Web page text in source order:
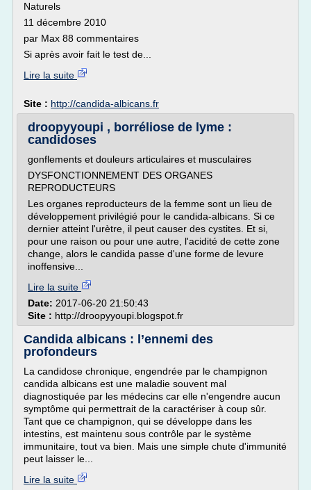
Naturels
11 décembre 2010
par Max 88 commentaires
Si après avoir fait le test de...
Lire la suite
Site : http://candida-albicans.fr
droopyyoupi , borréliose de lyme :
candidoses
gonflements et douleurs articulaires et musculaires
DYSFONCTIONNEMENT DES ORGANES
REPRODUCTEURS
Les organes reproducteurs de la femme sont un lieu de
développement privilégié pour le candida-albicans. Si ce
dernier atteint l'urètre, il peut causer des cystites. Et si,
pour une raison ou pour une autre, l'acidité de cette zone
change, alors le candida passe d'une forme de levure
inoffensive...
Lire la suite
Date: 2017-06-20 21:50:43
Site : http://droopyyoupi.blogspot.fr
Candida albicans : l’ennemi des
profondeurs
La candidose chronique, engendrée par le champignon
candida albicans est une maladie souvent mal
diagnostiquée par les médecins car elle n'engendre aucun
symptôme qui permettrait de la caractériser à coup sûr.
Tant que ce champignon, qui se développe dans les
intestins, est maintenu sous contrôle par le système
immunitaire, tout va bien. Mais une simple chute d'immunité
peut laisser le...
Lire la suite